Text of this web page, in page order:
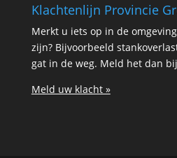
Klachtenlijn Provincie
Merkt u iets op in de
zijn? Bijvoorbeeld
gat in de weg. Meld het dan
Meld uw klacht »